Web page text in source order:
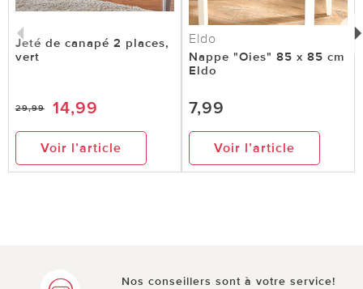
Jeté de canapé 2 places,
vert
29,99 14,99
Voir l’article
Eldo
Nappe "Oies" 85 x 85 cm
Eldo
7,99
Voir l’article
Nos conseillers sont à votre service!